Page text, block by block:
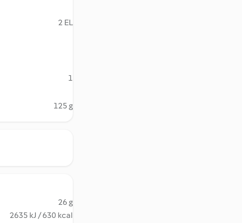
2 EL
1
125 g
26 g
2635 kJ / 630 kcal